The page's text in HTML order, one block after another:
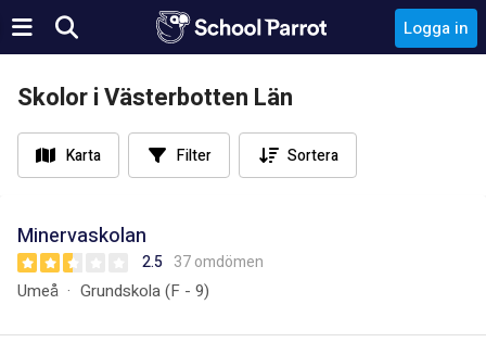
Logga in
Skolor i Västerbotten Län
Karta Filter Sortera
Minervaskolan
2.5 37 omdömen
Umeå Grundskola (F - 9)